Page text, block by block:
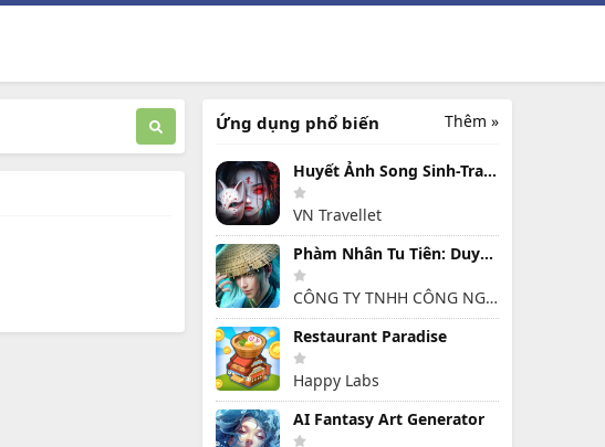
Thêm »
Ứng dụng phổ biến
Huyết Ảnh Song Sinh-Travellet
VN Travellet
Phàm Nhân Tu Tiên: Duyên Khởi
CÔNG TY TNHH CÔNG NGHỆ VÀ DỊCH VỤ HỒNG HÀ
Restaurant Paradise
Happy Labs
AI Fantasy Art Generator